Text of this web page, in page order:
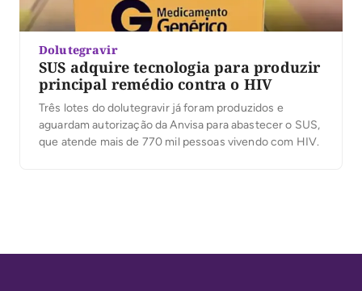
Dolutegravir
SUS adquire tecnologia para produzir
principal remédio contra o HIV
Três lotes do dolutegravir já foram produzidos e
aguardam autorização da Anvisa para abastecer o SUS,
que atende mais de 770 mil pessoas vivendo com HIV.